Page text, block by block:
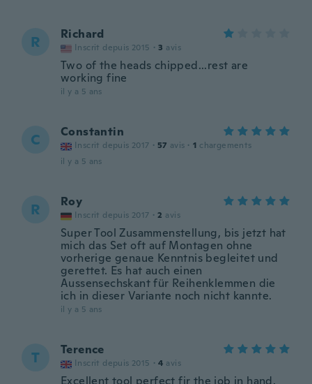
R Richard
Inscrit depuis 2015 · 3 avis
Two of the heads chipped...rest are
working fine
il y a 5 ans
C Constantin
Inscrit depuis 2017 · 57 avis · 1 chargements
il y a 5 ans
R Roy
Inscrit depuis 2017 · 2 avis
Super Tool Zusammenstellung, bis jetzt hat
mich das Set oft auf Montagen ohne
vorherige genaue Kenntnis begleitet und
gerettet. Es hat auch einen
Aussensechskant für Reihenklemmen die
ich in dieser Variante noch nicht kannte.
il y a 5 ans
T Terence
Inscrit depuis 2015 · 4 avis
Excellent tool perfect fir the job in hand.